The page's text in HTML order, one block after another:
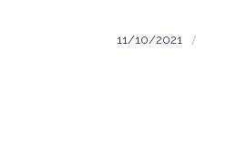
11/10/2021 /